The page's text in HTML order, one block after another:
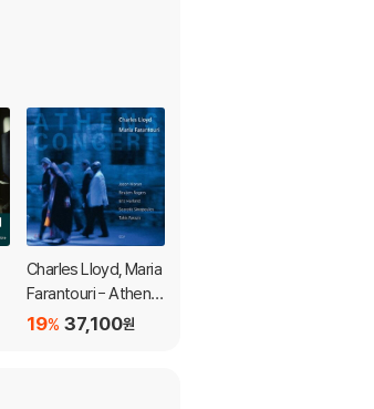
Charles Lloyd, Maria
Farantouri - Athens
Concert37,100원
19%